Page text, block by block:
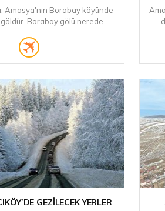
Amasya'nın Borabay köyünde
Borabay gölü nerede...
GEZILECEK YERLER